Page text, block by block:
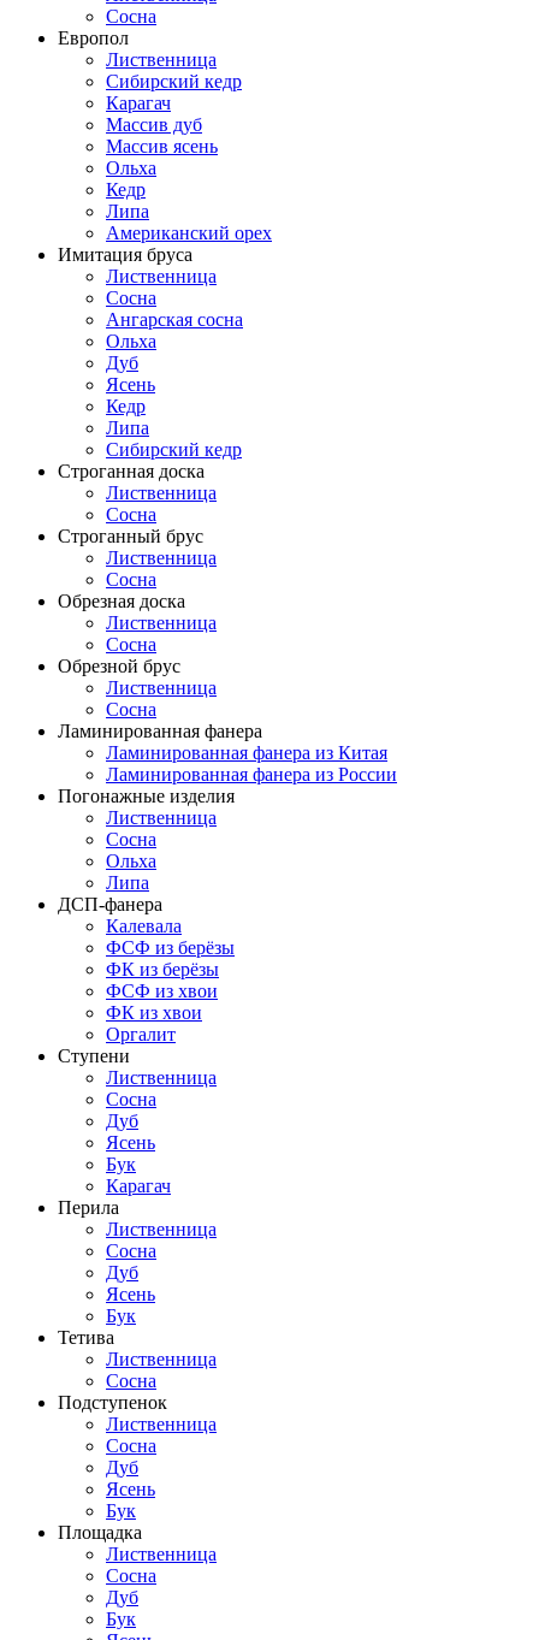
Сосна
Европол
Лиственница
Сибирский кедр
Карагач
Массив дуб
Массив ясень
Ольха
Кедр
Липа
Американский орех
Имитация бруса
Лиственница
Сосна
Ангарская сосна
Ольха
Дуб
Ясень
Кедр
Липа
Сибирский кедр
Строганная доска
Лиственница
Сосна
Строганный брус
Лиственница
Сосна
Обрезная доска
Лиственница
Сосна
Обрезной брус
Лиственница
Сосна
Ламинированная фанера
Ламинированная фанера из Китая
Ламинированная фанера из России
Погонажные изделия
Лиственница
Сосна
Ольха
Липа
ДСП-фанера
Калевала
ФСФ из берёзы
ФК из берёзы
ФСФ из хвои
ФК из хвои
Оргалит
Ступени
Лиственница
Сосна
Дуб
Ясень
Бук
Карагач
Перила
Лиственница
Сосна
Дуб
Ясень
Бук
Тетива
Лиственница
Сосна
Подступенок
Лиственница
Сосна
Дуб
Ясень
Бук
Площадка
Лиственница
Сосна
Дуб
Бук